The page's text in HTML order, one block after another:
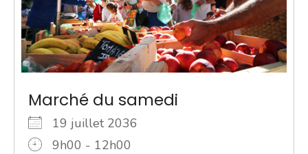
Marché du samedi
19 juillet 2036
9h00 - 12h00